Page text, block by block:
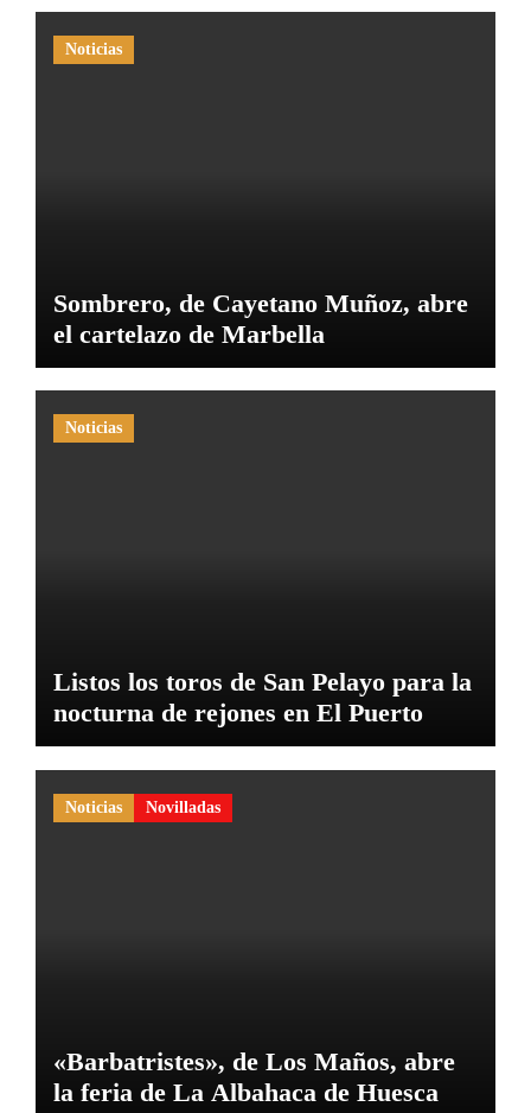
Noticias
Sombrero, de Cayetano Muñoz, abre
el cartelazo de Marbella
Noticias
Listos los toros de San Pelayo para la
nocturna de rejones en El Puerto
Noticias Novilladas
«Barbatristes», de Los Maños, abre
la feria de La Albahaca de Huesca